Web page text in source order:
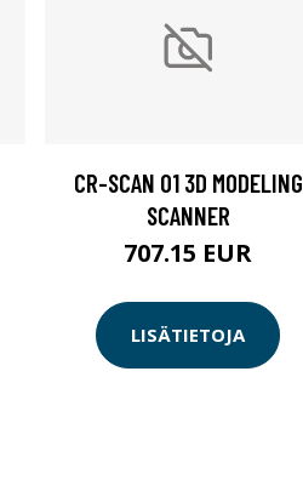
CR-SCAN 01 3D MODELING
SCANNER
707.15 EUR
LISÄTIETOJA